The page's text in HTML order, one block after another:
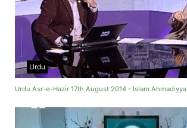
Urdu
Urdu Asr-e-Hazir 17th August 2014 - Islam Ahmadiyya